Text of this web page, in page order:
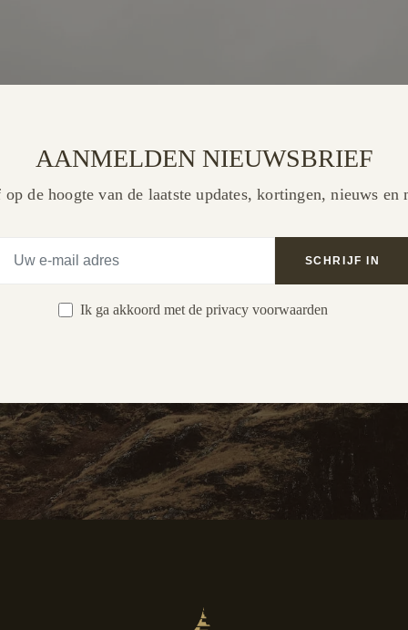
AANMELDEN NIEUWSBRIEF
de hoogte van de laatste updates, kortingen, nieuws en
Ik ga akkoord met de privacy voorwaarden